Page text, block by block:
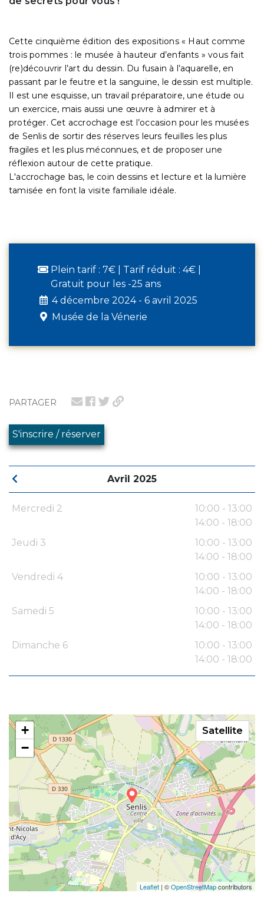
PARTAGER
S'inscrire / réserver
Avril 2025
Mercredi 2
10:00 - 13:00
14:00 - 18:00
Jeudi 3
10:00 - 13:00
14:00 - 18:00
Vendredi 4
10:00 - 13:00
14:00 - 18:00
Samedi 5
10:00 - 13:00
14:00 - 18:00
Dimanche 6
10:00 - 13:00
14:00 - 18:00
+
−
Leaflet | ©OpenStreetMapcontributors
Satellite
Cette cinquième édition des expositions « Haut comme
trois pommes : le musée à hauteur d’enfants » vous fait
(re)découvrir l’art du dessin. Du fusain à l’aquarelle, en
passant par le feutre et la sanguine, le dessin est multiple.
Il est une esquisse, un travail préparatoire, une étude ou
un exercice, mais aussi une œuvre à admirer et à
protéger. Cet accrochage est l’occasion pour les musées
de Senlis de sortir des réserves leurs feuilles les plus
fragiles et les plus méconnues, et de proposer une
réflexion autour de cette pratique.
L'accrochage bas, le coin dessins et lecture et la lumière
tamisée en font la visite familiale idéale.
Plein tarif : 7€ | Tarif réduit : 4€ |
Gratuit pour les -25 ans
4 décembre 2024 - 6 avril 2025
Musée de la Vénerie